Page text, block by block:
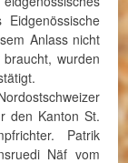
Anlass nicht
wurden
den Kanton St.
Patrik
Näf vom